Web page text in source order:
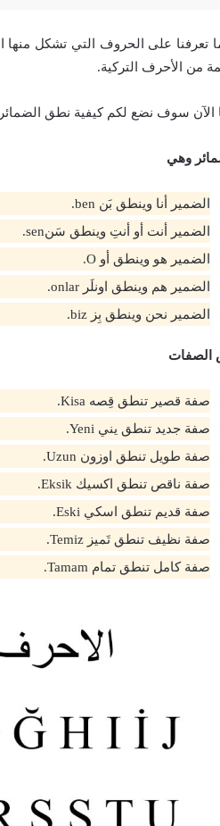
تعرفنا على الحروف التي تشكل منها
من الأحرف التركية.
الآن سوف نضع لكم كيفية نطق
وهي
الضمير أنا وينطق بَن ben.
الضمير أنت أو أنتِ وينطق سَنsen.
الضمير هو وينطق أو O.
الضمير هم وينطق اونلَر onlar.
الضمير نحن وينطق بِز biz.
الصفات
صفة قصير تنطق قِصه Kisa.
صفة جديد تنطق يني Yeni.
صفة طويل تنطق اوزون Uzun.
صفة ناقص تنطق اكسيك Eksik.
صفة قديم تنطق اسكي Eski.
صفة نظيف تنطق تَميز Temiz.
صفة كامل تنطق تمام Tamam.